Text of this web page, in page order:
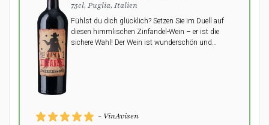
75cl, Puglia, Italien
Fühlst du dich glücklich? Setzen Sie im Duell auf
diesen himmlischen Zinfandel-Wein – er ist die
sichere Wahl! Der Wein ist wunderschön und
- VinAvisen